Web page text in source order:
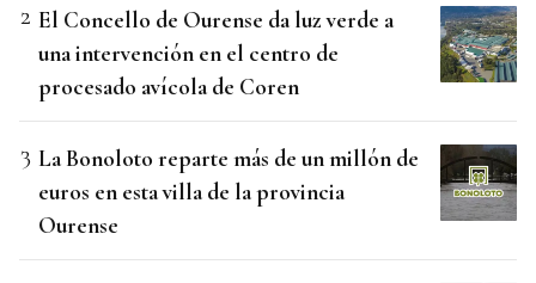
El Concello de Ourense da luz verde a
una intervención en el centro de
procesado avícola de Coren
La Bonoloto reparte más de un millón de
euros en esta villa de la provincia
Ourense